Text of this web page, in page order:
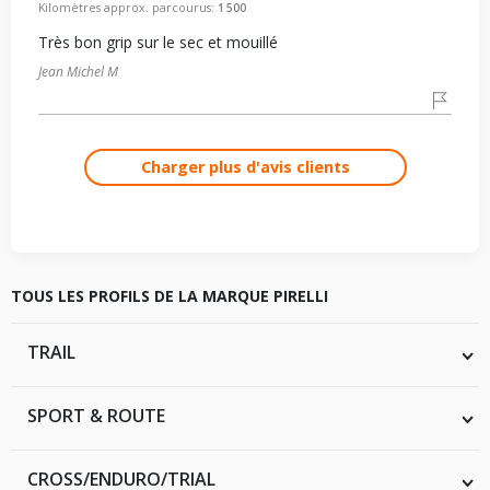
Kilomètres approx. parcourus: 1 500
Très bon grip sur le sec et mouillé
Jean Michel M
Charger plus d'avis clients
TOUS LES PROFILS DE LA MARQUE PIRELLI
TRAIL
MT60 RS CORSA
SCORPION RALLY STR
SPORT & ROUTE
CROSS/ENDURO/TRIAL